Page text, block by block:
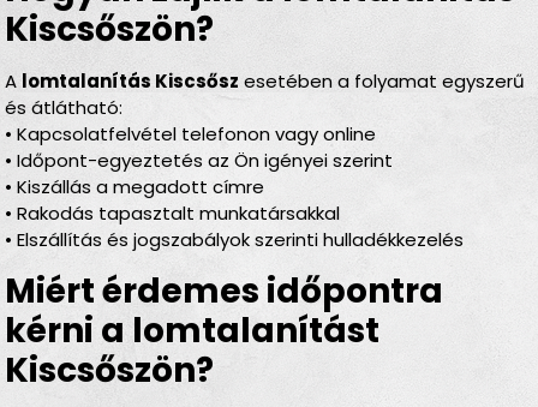
Kiscsőszön?
A lomtalanítás Kiscsősz esetében a folyamat egyszerű
és átlátható:
• Kapcsolatfelvétel telefonon vagy online
• Időpont-egyeztetés az Ön igényei szerint
• Kiszállás a megadott címre
• Rakodás tapasztalt munkatársakkal
• Elszállítás és jogszabályok szerinti hulladékkezelés
Miért érdemes időpontra
kérni a lomtalanítást
Kiscsőszön?